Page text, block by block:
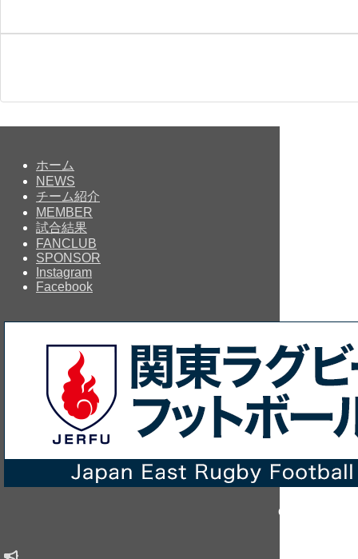
ホーム
NEWS
チーム紹介
MEMBER
試合結果
FANCLUB
SPONSOR
Instagram
Facebook
Copyright ©